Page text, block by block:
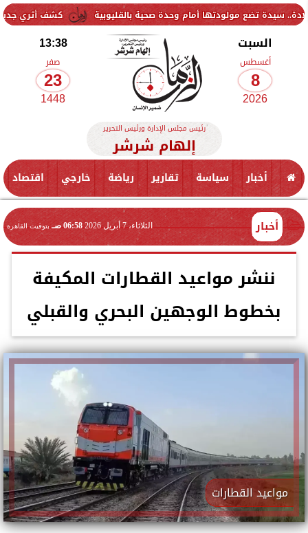
كشف أثري جديد بالدقهلية.. أمام وحدة صحية بالقليوبية
السبت
أغسطس
8
2026
13:38
صفر
23
1448
رئيس مجلس الإدارة ورئيس التحرير
إلهام شرشر
أخبار سياسة تقارير رياضة خارجي اقتصاد
أخبار الثلاثاء، 7 أبريل 2026 06:58 صـ بتوقيت القاهرة
ننشر مواعيد القطارات المكيفة
بخطوط الوجهين البحري والقبلي
مواعيد القطارات